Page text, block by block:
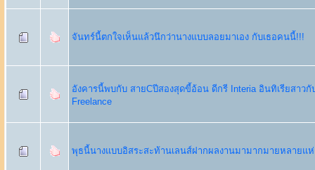
จันทร์นี้ตกใจเห็นแล้วนึกว่านางแบบลอยมาเอง กับเธอคนนี้!!!
อังคารนี้พบกับ สายCปีสองสุดขี้อ้อน ดีกรี Interia อินทิเรียสาวกั
Freelance
พุธนี้นางแบบอิสระสะท้านเลนส์ฝากผลงานมามากมายหลายแ